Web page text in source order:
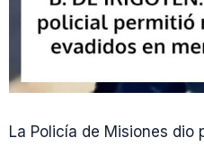
La Policía de Misiones dio